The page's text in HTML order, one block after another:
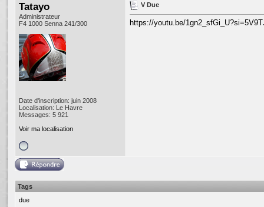
Tatayo
Administrateur
F4 1000 Senna 241/300
Date d'inscription: juin 2008
Localisation: Le Havre
Messages: 5 921
Voir ma localisation
V Due
https://youtu.be/
Tags
due